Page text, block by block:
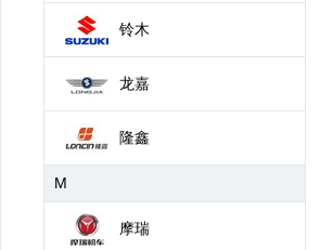
铃木
龙嘉
隆鑫
M
摩瑞